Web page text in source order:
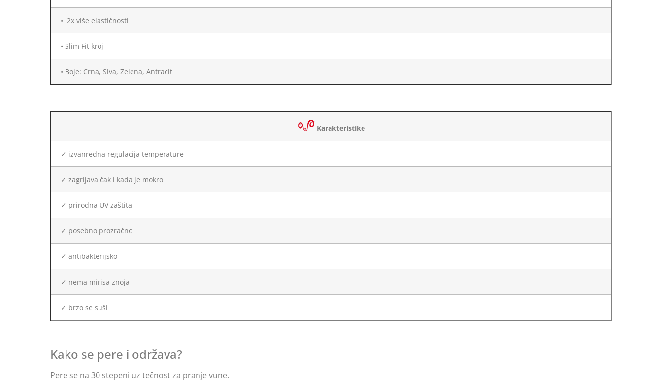
• 2x više elastičnosti
• Slim Fit kroj
• Boje: Crna, Siva, Zelena, Antracit
Karakteristike
✓ izvanredna regulacija temperature
✓ zagrijava čak i kada je mokro
✓ prirodna UV zaštita
✓ posebno prozračno
✓ antibakterijsko
✓ nema mirisa znoja
✓ brzo se suši
Kako se pere i održava?
Pere se na 30 stepeni uz tečnost za pranje vune.